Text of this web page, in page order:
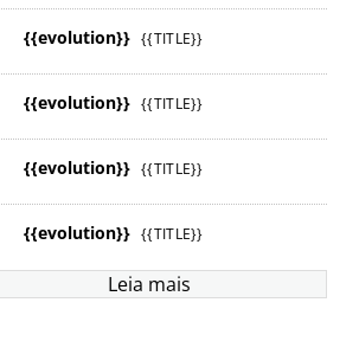
{{evolution}} {{TITLE}}
{{evolution}} {{TITLE}}
{{evolution}} {{TITLE}}
{{evolution}} {{TITLE}}
Leia mais